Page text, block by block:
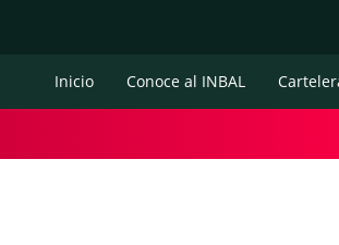
Inicio Conoce al INBAL